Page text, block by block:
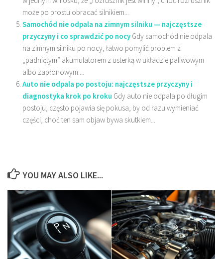
może po prostu obracać silnikiem...
Samochód nie odpala na zimnym silniku — najczęstsze
przyczyny i co sprawdzić po nocy Gdy samochód nie odpala
na zimnym silniku po nocy, łatwo pomylić problem z
„padniętym” akumulatorem z usterką w układzie paliwowym
albo zapłonowym....
Auto nie odpala po postoju: najczęstsze przyczyny i
diagnostyka krok po kroku Gdy auto nie odpala po długim
postoju, często pojawia się pokusa, by od razu wymieniać
części, choć ten sam objaw bywa skutkiem...
YOU MAY ALSO LIKE...